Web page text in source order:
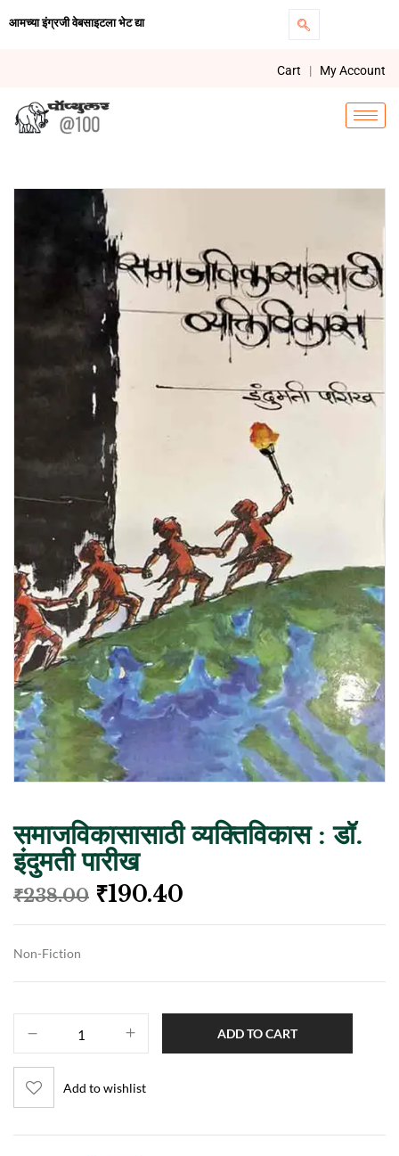
आमच्या इंग्रजी वेबसाइटला भेट द्या
Cart | My Account
समाजविकासासाठी व्यक्तिविकास : डॉ.
इंदुमती पारीख
₹238.00 ₹190.40
Non-Fiction
ADD TO CART
Add to wishlist